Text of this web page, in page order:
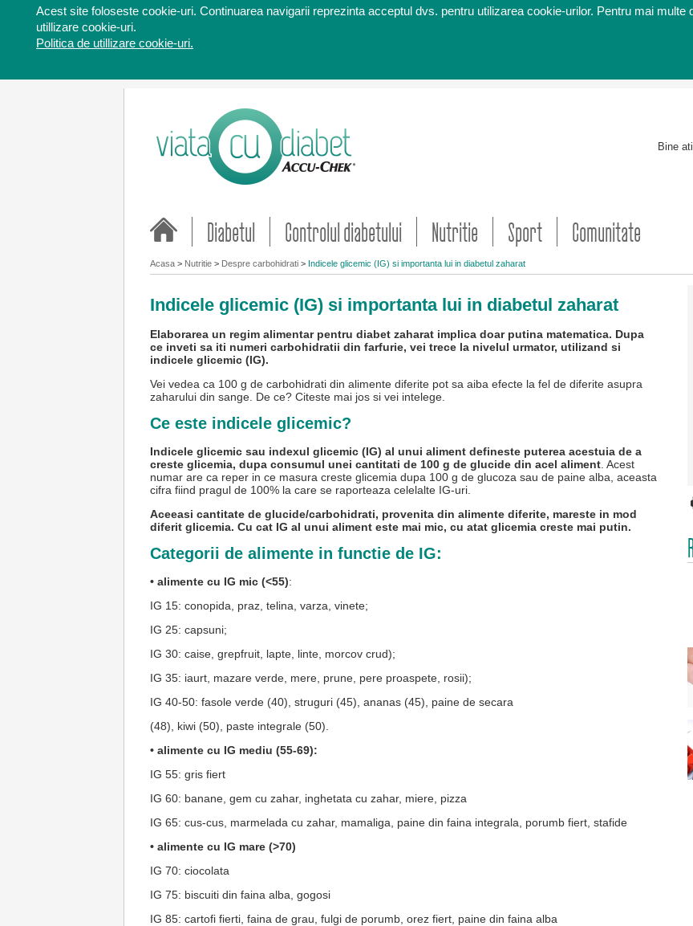
Acest site foloseste cookie-uri. Continuarea navigarii reprezinta acceptul dvs. pentru utilizarea cookie-urilor. Pentru mai multe
utillizare cookie-uri.
Politica de utillizare cookie-uri.
Bine
Diabetul Controlul diabetului Nutritie Sport Comunitate
Acasa > Nutritie > Despre carbohidrati > Indicele glicemic (IG) si importanta lui in diabetul zaharat
Indicele glicemic (IG) si importanta lui in diabetul zaharat
Elaborarea un regim alimentar pentru diabet zaharat implica doar putina matematica. Dupa
ce inveti sa iti numeri carbohidratii din farfurie, vei trece la nivelul urmator, utilizand si
indicele glicemic (IG).
Vei vedea ca 100 g de carbohidrati din alimente diferite pot sa aiba efecte la fel de diferite asupra
zaharului din sange. De ce? Citeste mai jos si vei intelege.
Ce este indicele glicemic?
Indicele glicemic sau indexul glicemic (IG) al unui aliment defineste puterea acestuia de a
creste glicemia, dupa consumul unei cantitati de 100 g de glucide din acel aliment . Acest
numar are ca reper in ce masura creste glicemia dupa 100 g de glucoza sau de paine alba, aceasta
cifra fiind pragul de 100% la care se raporteaza celelalte IG-uri.
Aceeasi cantitate de glucide/carbohidrati, provenita din alimente diferite, mareste in mod
diferit glicemia. Cu cat IG al unui aliment este mai mic, cu atat glicemia creste mai putin.
Categorii de alimente in functie de IG:
• alimente cu IG mic (<55):
IG 15: conopida, praz, telina, varza, vinete;
IG 25: capsuni;
IG 30: caise, grepfruit, lapte, linte, morcov crud);
IG 35: iaurt, mazare verde, mere, prune, pere proaspete, rosii);
IG 40-50: fasole verde (40), struguri (45), ananas (45), paine de secara
(48), kiwi (50), paste integrale (50).
• alimente cu IG mediu (55-69):
IG 55: gris fiert
IG 60: banane, gem cu zahar, inghetata cu zahar, miere, pizza
IG 65: cus-cus, marmelada cu zahar, mamaliga, paine din faina integrala, porumb fiert, stafide
• alimente cu IG mare (>70)
IG 70: ciocolata
IG 75: biscuiti din faina alba, gogosi
IG 85: cartofi fierti, faina de grau, fulgi de porumb, orez fiert, paine din faina alba